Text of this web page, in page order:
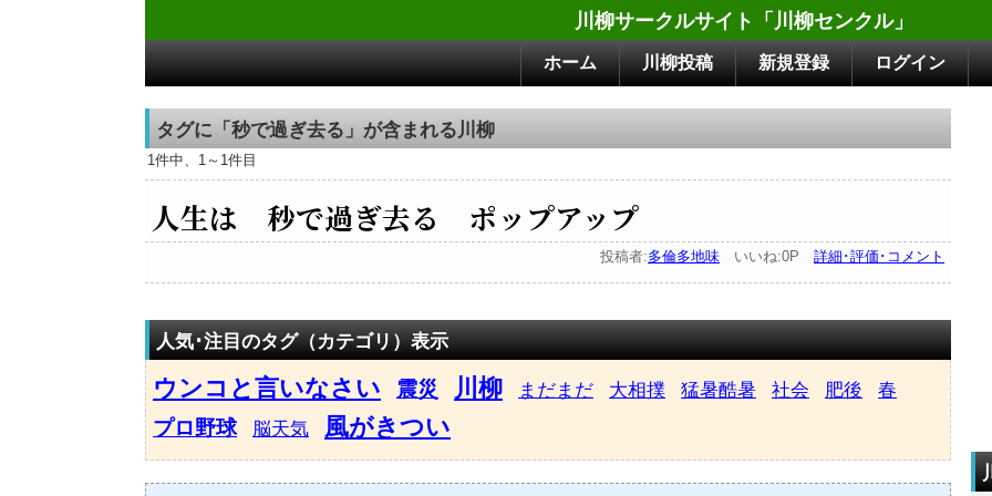
川柳サークルサイト「川柳センクル」
ホーム 川柳投稿 新規登録 ログイン
タグに「秒で過ぎ去る」が含まれる川柳
1件中、1～1件目
人生は 秒で過ぎ去る ポップアップ
投稿者:多倫多地味 いいね:0P 詳細･評価･コメント
人気･注目のタグ（カテゴリ）表示
ウンコと言いなさい 震災 川柳 まだまだ 大相撲 猛暑酷暑 社会 肥後 春
プロ野球 脳天気 風がきつい